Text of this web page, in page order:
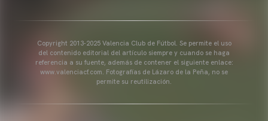
Copyright 2013-2025 Valencia Club de Fútbol. Se permite el uso
del contenido editorial del artículo siempre y cuando se haga
referencia a su fuente, además de contener el siguiente enlace:
www.valenciacf.com. Fotografías de Lázaro de la Peña, no se
permite su reutilización.